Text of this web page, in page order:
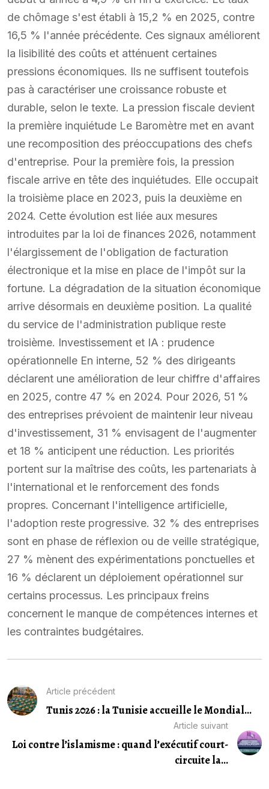
de chômage s'est établi à 15,2 % en 2025, contre
16,5 % l'année précédente. Ces signaux améliorent
la lisibilité des coûts et atténuent certaines
pressions économiques. Ils ne suffisent toutefois
pas à caractériser une croissance robuste et
durable, selon le texte. La pression fiscale devient
la première inquiétude Le Baromètre met en avant
une recomposition des préoccupations des chefs
d'entreprise. Pour la première fois, la pression
fiscale arrive en tête des inquiétudes. Elle occupait
la troisième place en 2023, puis la deuxième en
2024. Cette évolution est liée aux mesures
introduites par la loi de finances 2026, notamment
l'élargissement de l'obligation de facturation
électronique et la mise en place de l'impôt sur la
fortune. La dégradation de la situation économique
arrive désormais en deuxième position. La qualité
du service de l'administration publique reste
troisième. Investissement et IA : prudence
opérationnelle En interne, 52 % des dirigeants
déclarent une amélioration de leur chiffre d'affaires
en 2025, contre 47 % en 2024. Pour 2026, 51 %
des entreprises prévoient de maintenir leur niveau
d'investissement, 31 % envisagent de l'augmenter
et 18 % anticipent une réduction. Les priorités
portent sur la maîtrise des coûts, les partenariats à
l'international et le renforcement des fonds
propres. Concernant l'intelligence artificielle,
l'adoption reste progressive. 32 % des entreprises
sont en phase de réflexion ou de veille stratégique,
27 % mènent des expérimentations ponctuelles et
16 % déclarent un déploiement opérationnel sur
certains processus. Les principaux freins
concernent le manque de compétences internes et
les contraintes budgétaires.
Article précédent
Tunis 2026 : la Tunisie accueille le Mondial...
Article suivant
Loi contre l’islamisme : quand l’exécutif court-
circuite la...